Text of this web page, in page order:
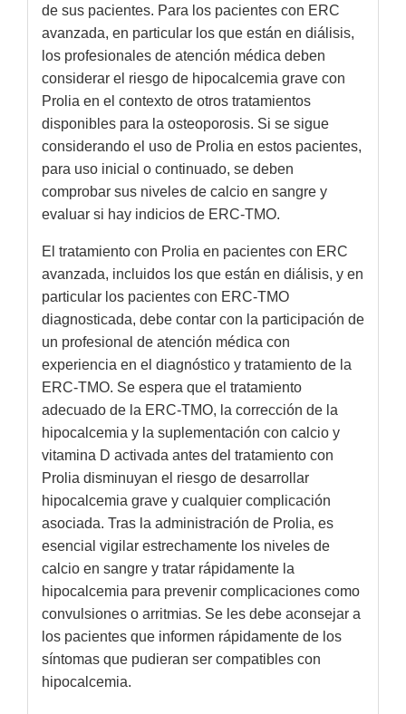
de sus pacientes. Para los pacientes con ERC
avanzada, en particular los que están en diálisis,
los profesionales de atención médica deben
considerar el riesgo de hipocalcemia grave con
Prolia en el contexto de otros tratamientos
disponibles para la osteoporosis. Si se sigue
considerando el uso de Prolia en estos pacientes,
para uso inicial o continuado, se deben
comprobar sus niveles de calcio en sangre y
evaluar si hay indicios de ERC-TMO.
El tratamiento con Prolia en pacientes con ERC
avanzada, incluidos los que están en diálisis, y en
particular los pacientes con ERC-TMO
diagnosticada, debe contar con la participación de
un profesional de atención médica con
experiencia en el diagnóstico y tratamiento de la
ERC-TMO. Se espera que el tratamiento
adecuado de la ERC-TMO, la corrección de la
hipocalcemia y la suplementación con calcio y
vitamina D activada antes del tratamiento con
Prolia disminuyan el riesgo de desarrollar
hipocalcemia grave y cualquier complicación
asociada. Tras la administración de Prolia, es
esencial vigilar estrechamente los niveles de
calcio en sangre y tratar rápidamente la
hipocalcemia para prevenir complicaciones como
convulsiones o arritmias. Se les debe aconsejar a
los pacientes que informen rápidamente de los
síntomas que pudieran ser compatibles con
hipocalcemia.